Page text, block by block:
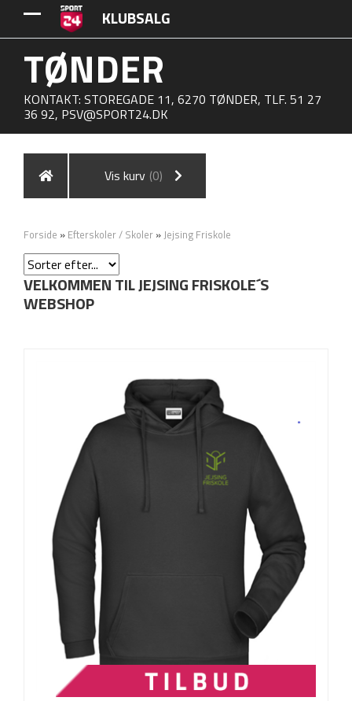
KLUBSALG
TØNDER
KONTAKT: STOREGADE 11, 6270 TØNDER, TLF. 51 27
36 92, PSV@SPORT24.DK
Vis kurv (0)
Forside » Efterskoler / Skoler »Jejsing Friskole
VELKOMMEN TIL JEJSING FRISKOLE´S
WEBSHOP